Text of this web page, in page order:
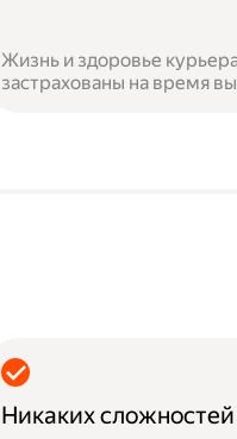
Жизнь и здоровье
застрахованы на время
Никаких сложностей